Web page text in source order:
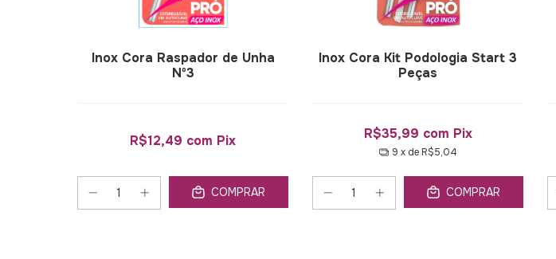
Inox Cora Raspador de Unha
Nº3
R$12,49 com Pix
COMPRAR
Inox Cora Kit Podologia Start 3
Peças
R$35,99 com Pix
9 x de R$5,04
COMPRAR